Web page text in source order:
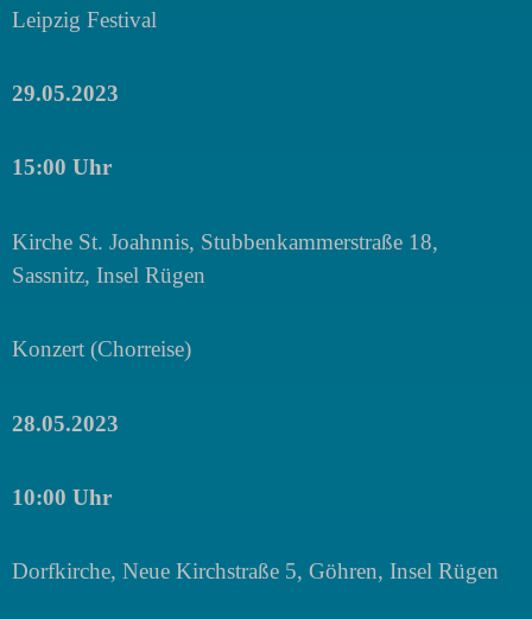
Leipzig Festival
29.05.2023
15:00 Uhr
Kirche St. Joahnnis, Stubbenkammerstraße 18,
Sassnitz, Insel Rügen
Konzert (Chorreise)
28.05.2023
10:00 Uhr
Dorfkirche, Neue Kirchstraße 5, Göhren, Insel Rügen